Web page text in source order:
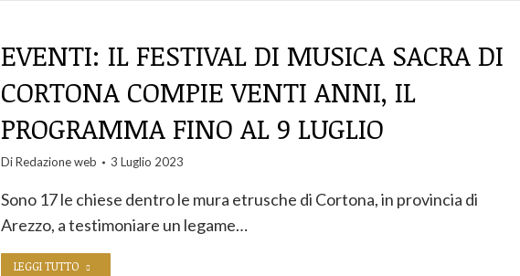
EVENTI: IL FESTIVAL DI MUSICA SACRA DI
CORTONA COMPIE VENTI ANNI, IL
PROGRAMMA FINO AL 9 LUGLIO
DiRedazione web 3 Luglio 2023
Sono 17 le chiese dentro le mura etrusche di Cortona, in provincia di
Arezzo, a testimoniare un legame…
LEGGI TUTTO